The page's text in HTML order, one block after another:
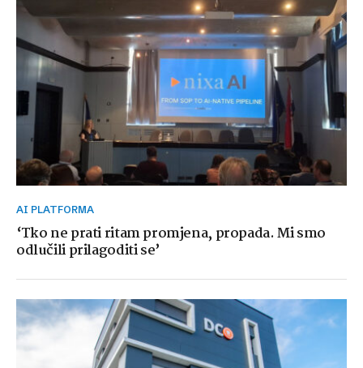
AI PLATFORMA
‘Tko ne prati ritam promjena, propada. Mi smo
odlučili prilagoditi se’